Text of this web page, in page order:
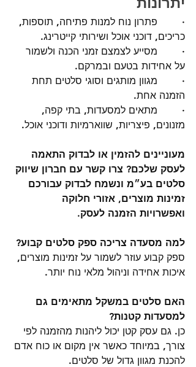
·        פתרון נוח למנות פתיחה, תוספות,
כריכים, דוכני אוכל ושירותי קייטרינג.
·        מסייע לצמצם זמני הכנה ולשמור
על אחידות בטעם ובמרקם.
·        מגוון מותגים וסוגי סלטים תחת
הזמנה אחת.
·        מתאים למסעדות, בתי קפה,
מזנונים, פיצריות, שווארמיות ודוכני אוכל.
מעוניינים להזמין או לבדוק התאמה
לעסק שלכם? צרו קשר עם חברון שיווק
סלטים בע״מ ונשמח לבדוק עבורכם
זמינות מוצרים, אזורי חלוקה
ואפשרויות הזמנה לעסק.
למה מסעדה צריכה ספק סלטים קבוע?
ספק קבוע עוזר לשמור על זמינות מוצרים,
איכות אחידה וניהול מלאי נוח יותר.
האם סלטים במשקל מתאימים גם
למסעדות קטנות?
כן. גם עסק קטן יכול ליהנות מהזמנה לפי
צורך, במיוחד כאשר אין מקום או כוח אדם
להכנת מגוון גדול של סלטים.